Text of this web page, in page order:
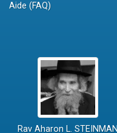
Aide (FAQ)
Rav Aharon L.